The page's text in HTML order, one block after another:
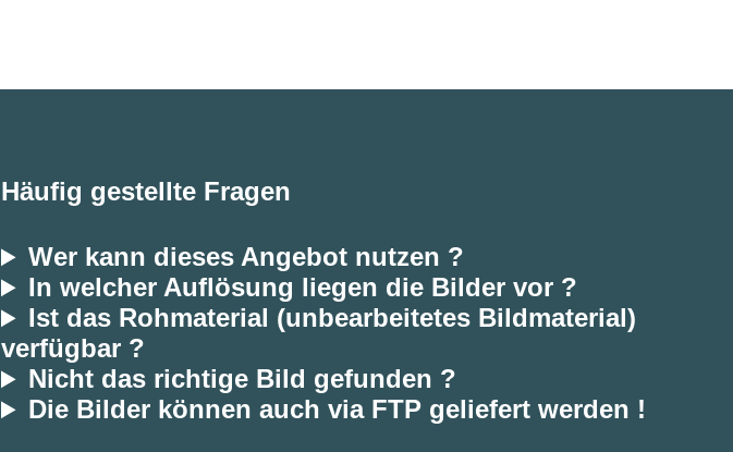
Häufig gestellte Fragen
Wer kann dieses Angebot nutzen ?
In welcher Auflösung liegen die Bilder vor ?
Ist das Rohmaterial (unbearbeitetes Bildmaterial)
verfügbar ?
Nicht das richtige Bild gefunden ?
Die Bilder können auch via FTP geliefert werden !